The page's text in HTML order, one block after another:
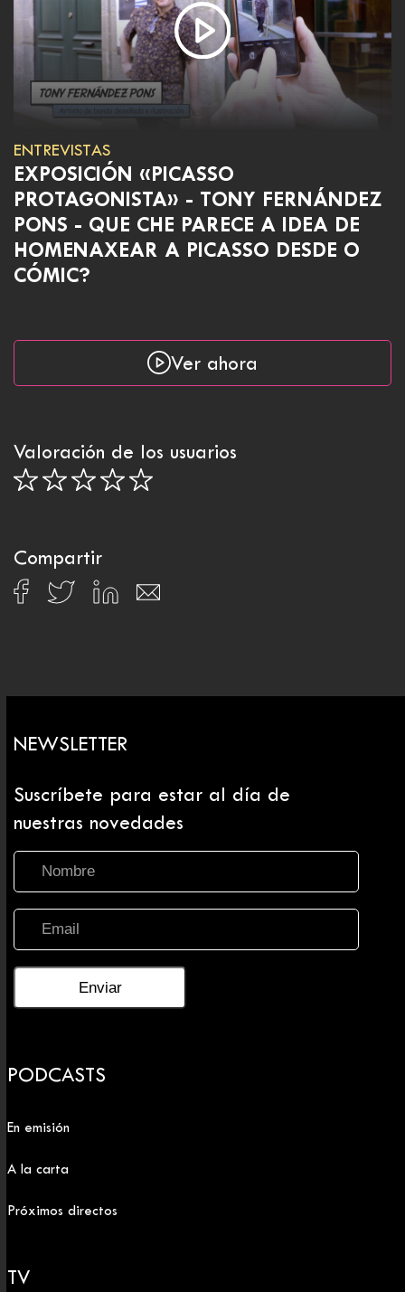
ENTREVISTAS
EXPOSICIÓN «PICASSO
PROTAGONISTA» - TONY FERNÁNDEZ
PONS - QUE CHE PARECE A IDEA DE
HOMENAXEAR A PICASSO DESDE O
CÓMIC?
Ver ahora
Valoración de los usuarios
Compartir
NEWSLETTER
Suscríbete para estar al día de
nuestras novedades
PODCASTS
En emisión
A la carta
Próximos directos
TV